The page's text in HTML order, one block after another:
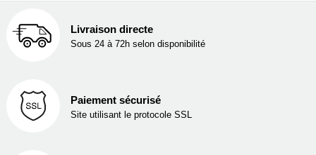
Livraison directe
Sous 24 à 72h selon disponibilité
Paiement sécurisé
Site utilisant le protocole SSL